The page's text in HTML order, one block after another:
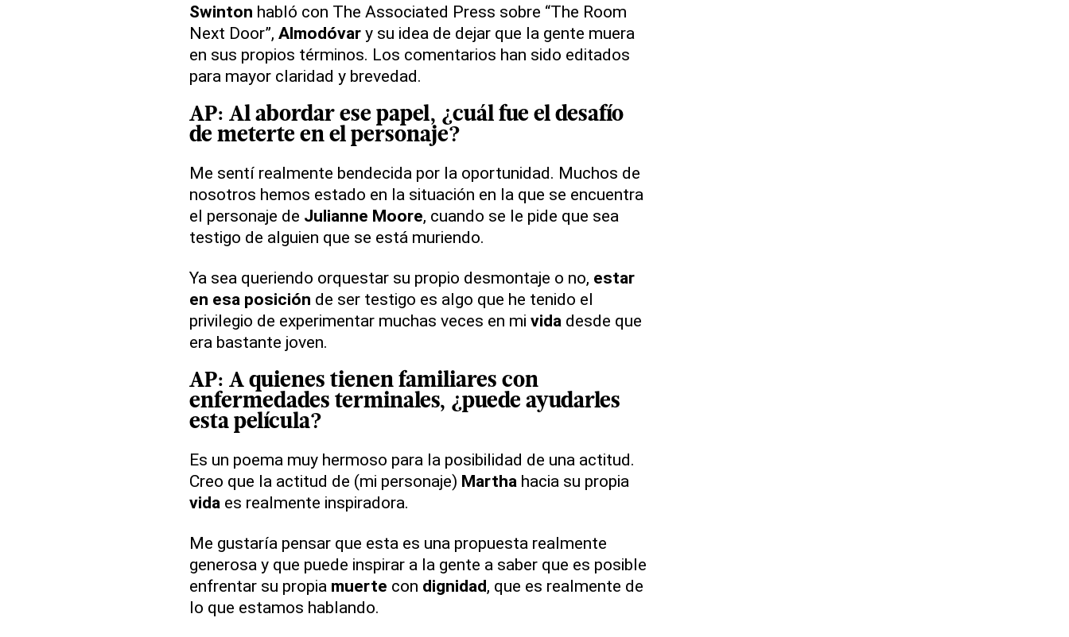
Swinton habló con The Associated Press sobre “The Room
Next Door”, Almodóvary su idea de dejar que la gente muera
en sus propios términos. Los comentarios han sido editados
para mayor claridad y brevedad.
AP: Al abordar ese papel, ¿cuál fue el desafío
de meterte en el personaje?
Me sentí realmente bendecida por la oportunidad. Muchos de
nosotros hemos estado en la situación en la que se encuentra
el personaje de Julianne Moore, cuando se le pide que sea
testigo de alguien que se está muriendo.
Ya sea queriendo orquestar su propio desmontaje o no, estar
en esa posición de ser testigo es algo que he tenido el
privilegio de experimentar muchas veces en mi vida desde que
era bastante joven.
AP: A quienes tienen familiares con
enfermedades terminales, ¿puede ayudarles
esta película?
Es un poema muy hermoso para la posibilidad de una actitud.
Creo que la actitud de (mi personaje) Marthahacia su propia
vidaes realmente inspiradora.
Me gustaría pensar que esta es una propuesta realmente
generosa y que puede inspirar a la gente a saber que es posible
enfrentar su propia muerte con dignidad, que es realmente de
lo que estamos hablando.